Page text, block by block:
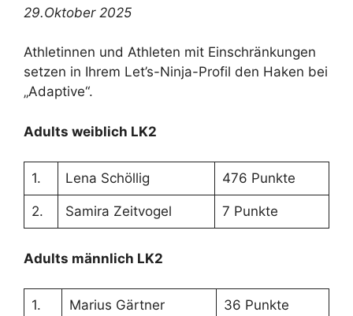
29.Oktober 2025
Athletinnen und Athleten mit Einschränkungen
setzen in Ihrem Let’s-Ninja-Profil den Haken bei
„Adaptive“.
Adults weiblich LK2
1. Lena Schöllig 476 Punkte
2. Samira Zeitvogel 7 Punkte
Adults männlich LK2
1. Marius Gärtner 36 Punkte